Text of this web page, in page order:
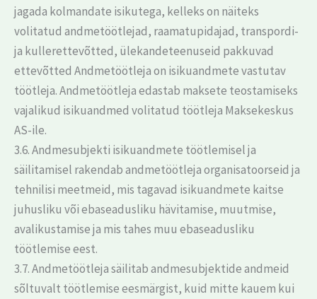
jagada kolmandate isikutega, kelleks on näiteks
volitatud andmetöötlejad, raamatupidajad, transpordi-
ja kullerettevõtted, ülekandeteenuseid pakkuvad
ettevõtted Andmetöötleja on isikuandmete vastutav
töötleja. Andmetöötleja edastab maksete teostamiseks
vajalikud isikuandmed volitatud töötleja Maksekeskus
AS-ile.
3.6. Andmesubjekti isikuandmete töötlemisel ja
säilitamisel rakendab andmetöötleja organisatoorseid ja
tehnilisi meetmeid, mis tagavad isikuandmete kaitse
juhusliku või ebaseadusliku hävitamise, muutmise,
avalikustamise ja mis tahes muu ebaseadusliku
töötlemise eest.
3.7. Andmetöötleja säilitab andmesubjektide andmeid
sõltuvalt töötlemise eesmärgist, kuid mitte kauem kui